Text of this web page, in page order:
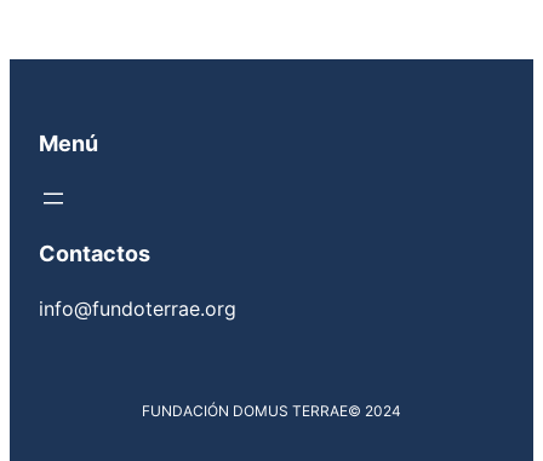
Menú
Contactos
info@fundoterrae.org
FUNDACIÓN DOMUS TERRAE© 2024